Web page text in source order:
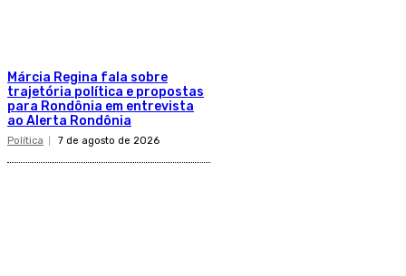
Márcia Regina fala sobre
trajetória política e propostas
para Rondônia em entrevista
ao Alerta Rondônia
Política 7 de agosto de 2026